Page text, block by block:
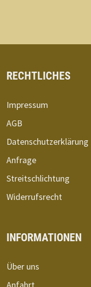
RECHTLICHES
Impressum
AGB
Datenschutzerklärung
Anfrage
Streitschlichtung
Widerrufsrecht
INFORMATIONEN
Über uns